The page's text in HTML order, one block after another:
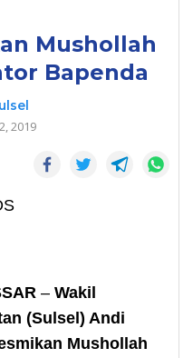
Mushollah
Bapenda
2019
– Wakil
(Sulsel) Andi
Mushollah